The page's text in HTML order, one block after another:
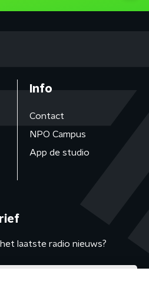
Info
Contact
NPO Campus
App de studio
laatste radio nieuws?